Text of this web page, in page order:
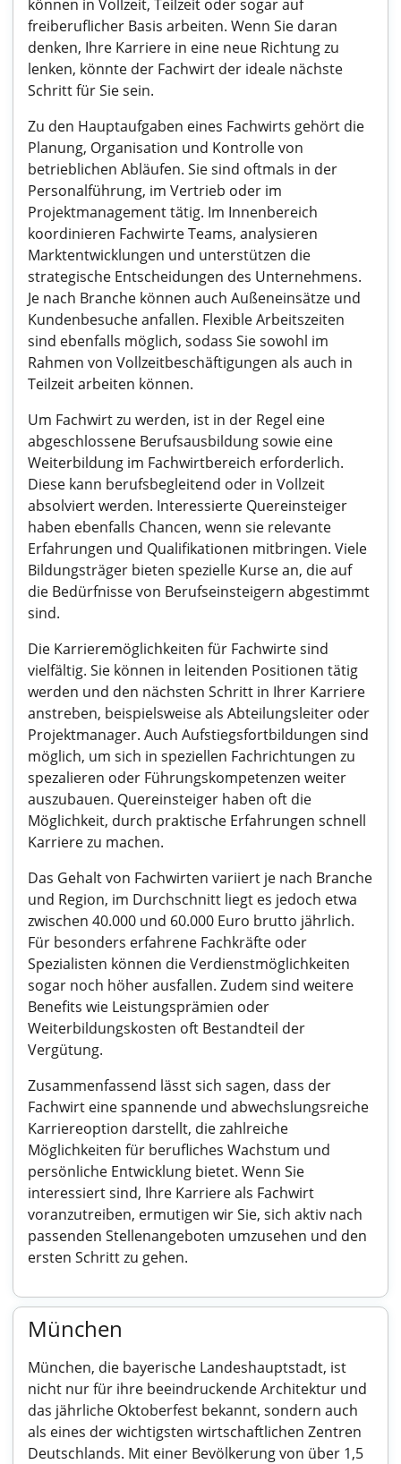
können in Vollzeit, Teilzeit oder sogar auf
freiberuflicher Basis arbeiten. Wenn Sie daran
denken, Ihre Karriere in eine neue Richtung zu
lenken, könnte der Fachwirt der ideale nächste
Schritt für Sie sein.
Zu den Hauptaufgaben eines Fachwirts gehört die
Planung, Organisation und Kontrolle von
betrieblichen Abläufen. Sie sind oftmals in der
Personalführung, im Vertrieb oder im
Projektmanagement tätig. Im Innenbereich
koordinieren Fachwirte Teams, analysieren
Marktentwicklungen und unterstützen die
strategische Entscheidungen des Unternehmens.
Je nach Branche können auch Außeneinsätze und
Kundenbesuche anfallen. Flexible Arbeitszeiten
sind ebenfalls möglich, sodass Sie sowohl im
Rahmen von Vollzeitbeschäftigungen als auch in
Teilzeit arbeiten können.
Um Fachwirt zu werden, ist in der Regel eine
abgeschlossene Berufsausbildung sowie eine
Weiterbildung im Fachwirtbereich erforderlich.
Diese kann berufsbegleitend oder in Vollzeit
absolviert werden. Interessierte Quereinsteiger
haben ebenfalls Chancen, wenn sie relevante
Erfahrungen und Qualifikationen mitbringen. Viele
Bildungsträger bieten spezielle Kurse an, die auf
die Bedürfnisse von Berufseinsteigern abgestimmt
sind.
Die Karrieremöglichkeiten für Fachwirte sind
vielfältig. Sie können in leitenden Positionen tätig
werden und den nächsten Schritt in Ihrer Karriere
anstreben, beispielsweise als Abteilungsleiter oder
Projektmanager. Auch Aufstiegsfortbildungen sind
möglich, um sich in speziellen Fachrichtungen zu
spezalieren oder Führungskompetenzen weiter
auszubauen. Quereinsteiger haben oft die
Möglichkeit, durch praktische Erfahrungen schnell
Karriere zu machen.
Das Gehalt von Fachwirten variiert je nach Branche
und Region, im Durchschnitt liegt es jedoch etwa
zwischen 40.000 und 60.000 Euro brutto jährlich.
Für besonders erfahrene Fachkräfte oder
Spezialisten können die Verdienstmöglichkeiten
sogar noch höher ausfallen. Zudem sind weitere
Benefits wie Leistungsprämien oder
Weiterbildungskosten oft Bestandteil der
Vergütung.
Zusammenfassend lässt sich sagen, dass der
Fachwirt eine spannende und abwechslungsreiche
Karriereoption darstellt, die zahlreiche
Möglichkeiten für berufliches Wachstum und
persönliche Entwicklung bietet. Wenn Sie
interessiert sind, Ihre Karriere als Fachwirt
voranzutreiben, ermutigen wir Sie, sich aktiv nach
passenden Stellenangeboten umzusehen und den
ersten Schritt zu gehen.
München
München, die bayerische Landeshauptstadt, ist
nicht nur für ihre beeindruckende Architektur und
das jährliche Oktoberfest bekannt, sondern auch
als eines der wichtigsten wirtschaftlichen Zentren
Deutschlands. Mit einer Bevölkerung von über 1,5